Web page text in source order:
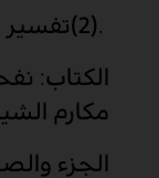
(2).تفسير
الكتاب:
مكارم
الجزء والصفحة